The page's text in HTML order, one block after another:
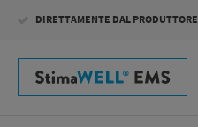
main
content
DIRETTAMENTE DAL PRODUTTORE